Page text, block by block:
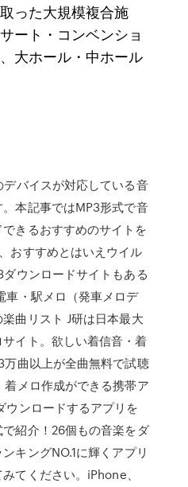
った大規模複合施
ート・コンベンショ
大ホール・中ホール
バイスが対応している音
本記事ではMP3形式で音
きるおすすめのサイトを
おすすめとはいえウイル
ウンロードサイトもある
車・駅メロ（発車メロデ
曲リスト J研は日本最大
イト。欲しい着信音・着
曲以上が全曲無料で試聴
メロ作成ができる携帯ア
ウンロードするアプリを
紹介！26個もの音楽をダ
キングNO.1に輝くアプリ
てください。iPhone、